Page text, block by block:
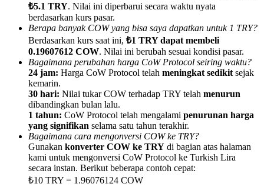
Undang teman untuk mendapatkan imbalan tunai
BTC Welcome Rewards
BTC Welcome Rewards
₺5.1 TRY. Nilai ini diperbarui secara waktu nyata
berdasarkan kurs pasar.
Berapa banyak COW yang bisa saya dapatkan untuk 1 TRY?
Berdasarkan kurs saat ini, ₺1 TRY dapat membeli
0.19607612 COW. Nilai ini berubah sesuai kondisi pasar.
Bagaimana perubahan harga CoW Protocol seiring waktu?
24 jam: Harga CoW Protocol telah meningkat sedikit sejak
kemarin.
30 hari: Nilai tukar COW terhadap TRY telah menurun
dibandingkan bulan lalu.
1 tahun: CoW Protocol telah mengalami penurunan harga
yang signifikan selama satu tahun terakhir.
Bagaimana cara mengonversi COW ke TRY?
Gunakan konverter COW ke TRY di bagian atas halaman
kami untuk mengonversi CoW Protocol ke Turkish Lira
secara instan. Berikut beberapa contoh cepat:
₺10 TRY = 1.96076124 COW